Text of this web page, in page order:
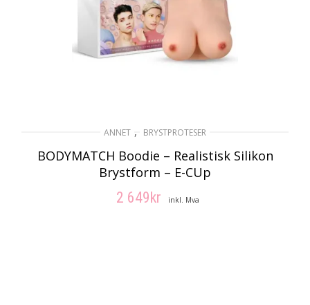
ANNET , BRYSTPROTESER
BODYMATCH Boodie – Realistisk Silikon
Brystform – E-CUp
2 649 kr inkl. Mva